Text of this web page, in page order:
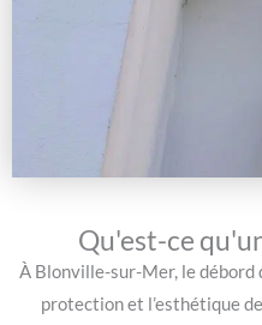
Qu'est-ce
À Blonville-sur-Mer, le débord
protection et l’esthétique